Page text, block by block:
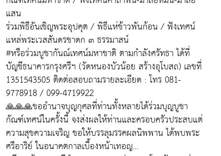
แสน
ร่วมพิธีอันเชิญพระอุปคุต / พิธีแห่ข้าวพันก้อน / ฟังเทศน์
แหล่พระเวสสันดรชาดก ๓ ธรรมาสน์
#หรือร่วมบูชากันณ์เทศน์มหาชาติ ตามกำลังศรัทธา ได้ที่
บัญชีธนาคารกรุงศรีฯ (วัดหนองบัวน้อย สร้างอุโบสถ) เลขที่
1351543505 ติดต่อสอบถามรายละเอียด : โทร 081-
9778918 / 099-4719922
🙏🙏🙏ขออำนาจบุญกุศลที่ท่านทั้งหลายได้ร่วมบุญบูชา
กัณฑ์เทศน์ในครั้งนี้ จงส่งผลให้ท่านและครอบครัวประสบแต่
ความสุขความเจริญ ขอให้บรรลุมรรคผลนิพพาน ได้พบพระ
ศรีอาริย์ ในอนาคตกาลเบื้องหน้าเทอญ...